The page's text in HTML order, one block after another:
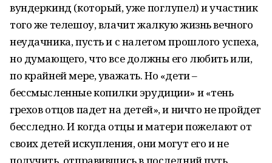
вундеркинд (который, уже поглупел) и участник
того же телешоу, влачит жалкую жизнь вечного
неудачника, пусть и с налетом прошлого успеха,
но думающего, что все должны его любить или,
по крайней мере, уважать. Но «дети –
бессмысленные копилки эрудиции» и «тень
грехов отцов падет на детей», и ничто не пройдет
бесследно. И когда отцы и матери пожелают от
своих детей искупления, они могут его и не